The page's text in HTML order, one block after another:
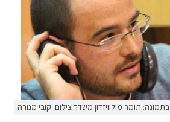
בתמונה: תומר מולוויזדון משדר צילום: קובי מנורה